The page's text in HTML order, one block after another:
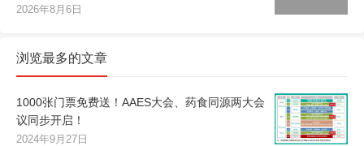
2026年8月6日
浏览最多的文章
1000张门票免费送！AAES大会、药食同源两大会
议同步开启！
2024年9月27日